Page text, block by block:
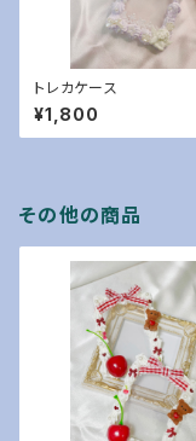
トレカケース
¥1,800
その他の商品